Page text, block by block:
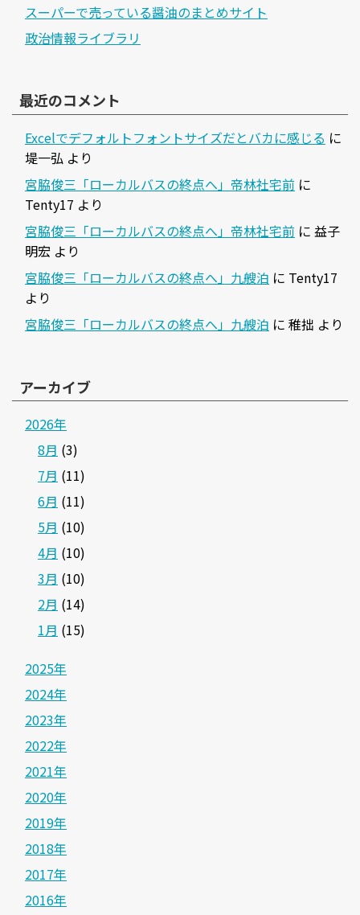
スーパーで売っている醤油のまとめサイト
政治情報ライブラリ
最近のコメント
Excelでデフォルトフォントサイズだとバカに感じる に
堤一弘 より
宮脇俊三「ローカルバスの終点へ」帝林社宅前 に
Tenty17 より
宮脇俊三「ローカルバスの終点へ」帝林社宅前 に 益子
明宏 より
宮脇俊三「ローカルバスの終点へ」九艘泊 に Tenty17
より
宮脇俊三「ローカルバスの終点へ」九艘泊 に 稚拙 より
アーカイブ
2026年
8月 (3)
7月 (11)
6月 (11)
5月 (10)
4月 (10)
3月 (10)
2月 (14)
1月 (15)
2025年
2024年
2023年
2022年
2021年
2020年
2019年
2018年
2017年
2016年